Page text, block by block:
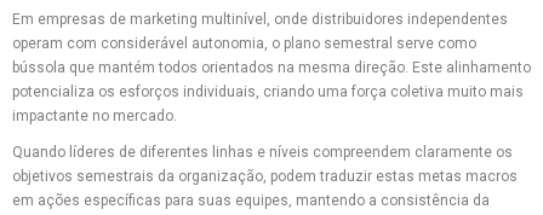
Em empresas de marketing multinível, onde distribuidores independentes
operam com considerável autonomia, o plano semestral serve como
bússola que mantém todos orientados na mesma direção. Este alinhamento
potencializa os esforços individuais, criando uma força coletiva muito mais
impactante no mercado.
Quando líderes de diferentes linhas e níveis compreendem claramente os
objetivos semestrais da organização, podem traduzir estas metas macros
em ações específicas para suas equipes, mantendo a consistência da